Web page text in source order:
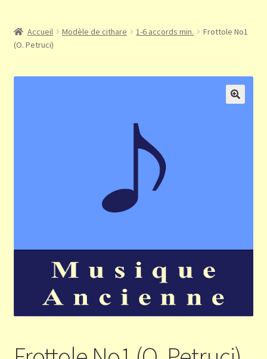
le
Mon compte
Validation de la commande
Accueil Modèle de cithare 1-6 accords min.
Frottole No1
(O. Petruci)